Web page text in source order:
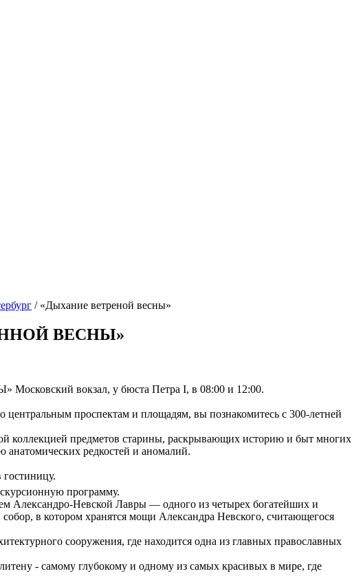
/ «Дыхание ветреной весны»
ВЕСНЫ»
вокзал, у бюста Петра I, в 08:00 и 12:00.
центральным проспектам и площадям, вы познакомитесь с 300-летней
коллекцией предметов старины, раскрывающих историю и быт многих
редкостей и аномалий.
гостиницу.
программу.
Александро-Невской Лавры — одного из четырех богатейших и
в котором хранятся мощи Александра Невского, считающегося
сооружения, где находится одна из главных православных
- самому глубокому и одному из самых красивых в мире, где